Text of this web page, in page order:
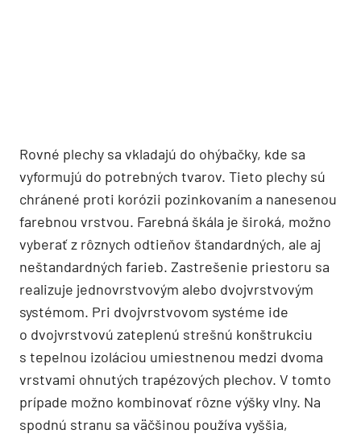
Rovné plechy sa vkladajú do ohýbačky, kde sa
vyformujú do potrebných tvarov. Tieto plechy sú
chránené proti korózii pozinkovaním a nanesenou
farebnou vrstvou. Farebná škála je široká, možno
vyberať z rôznych odtieňov štandardných, ale aj
neštandardných farieb. Zastrešenie priestoru sa
realizuje jednovrstvovým alebo dvojvrstvovým
systémom. Pri dvojvrstvovom systéme ide
o dvojvrstvovú zateplenú strešnú konštrukciu
s tepelnou izoláciou umiestnenou medzi dvoma
vrstvami ohnutých trapézových plechov. V tomto
prípade možno kombinovať rôzne výšky vlny. Na
spodnú stranu sa väčšinou používa vyššia,